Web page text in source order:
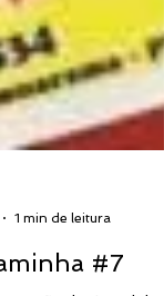
1 min de leitura